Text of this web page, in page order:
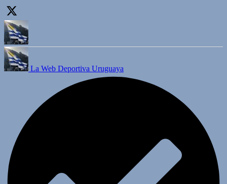
La Web Deportiva Uruguaya